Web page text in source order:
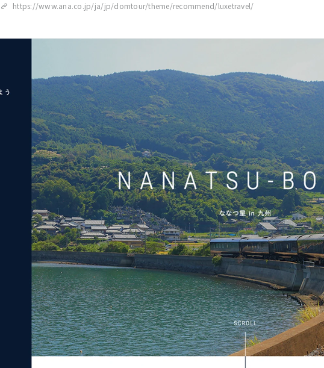
https://www.ana.co.jp/ja/jp/domtour/theme/recommend/luxetravel/